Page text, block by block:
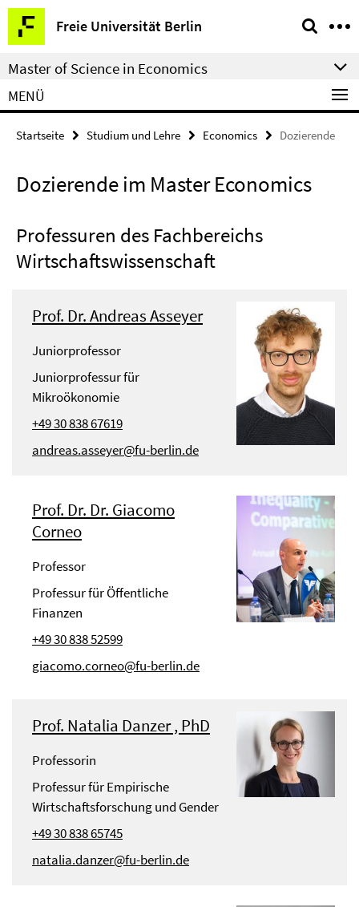
Springe
direkt
zu
Inhalt
Freie Universität Berlin
Service-
Navigation
Master of Science in Economics
MENÜ
Startseite Studium und Lehre Economics Dozierende
Dozierende im Master Economics
Professuren des Fachbereichs
Wirtschaftswissenschaft
Prof. Dr. Andreas Asseyer
Juniorprofessor
Juniorprofessur für
Mikroökonomie
+49 30 838 67619
andreas.asseyer@fu-berlin.de
Prof. Dr. Dr. Giacomo
Corneo
Professor
Professur für Öffentliche
Finanzen
+49 30 838 52599
giacomo.corneo@fu-berlin.de
Prof. Natalia Danzer , PhD
Professorin
Professur für Empirische
Wirtschaftsforschung und Gender
+49 30 838 65745
natalia.danzer@fu-berlin.de